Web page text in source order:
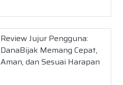
Review Jujur Pengguna:
DanaBijak Memang Cepat,
Aman, dan Sesuai Harapan